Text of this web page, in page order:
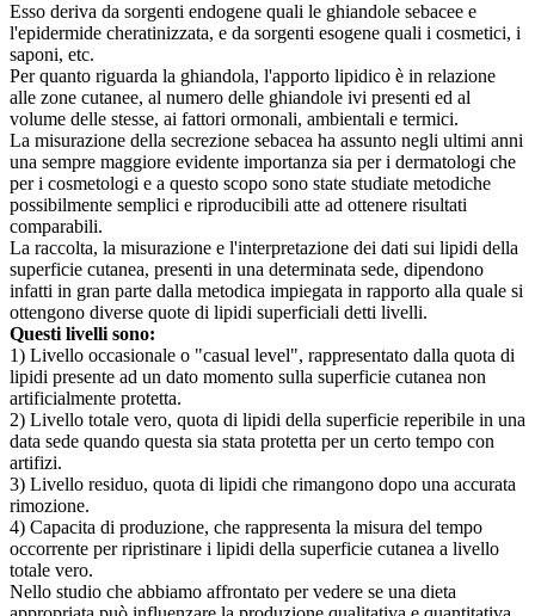
Esso deriva da sorgenti endogene quali le ghiandole sebacee e
l'epidermide cheratinizzata, e da sorgenti esogene quali i cosmetici, i
saponi, etc.
Per quanto riguarda la ghiandola, l'apporto lipidico è in relazione
alle zone cutanee, al numero delle ghiandole ivi presenti ed al
volume delle stesse, ai fattori ormonali, ambientali e termici.
La misurazione della secrezione sebacea ha assunto negli ultimi anni
una sempre maggiore evidente importanza sia per i dermatologi che
per i cosmetologi e a questo scopo sono state studiate metodiche
possibilmente semplici e riproducibili atte ad ottenere risultati
comparabili.
La raccolta, la misurazione e l'interpretazione dei dati sui lipidi della
superficie cutanea, presenti in una determinata sede, dipendono
infatti in gran parte dalla metodica impiegata in rapporto alla quale si
ottengono diverse quote di lipidi superficiali detti livelli.
Questi livelli sono:
1) Livello occasionale o "casual level", rappresentato dalla quota di
lipidi presente ad un dato momento sulla superficie cutanea non
artificialmente protetta.
2) Livello totale vero, quota di lipidi della superficie reperibile in una
data sede quando questa sia stata protetta per un certo tempo con
artifizi.
3) Livello residuo, quota di lipidi che rimangono dopo una accurata
rimozione.
4) Capacita di produzione, che rappresenta la misura del tempo
occorrente per ripristinare i lipidi della superficie cutanea a livello
totale vero.
Nello studio che abbiamo affrontato per vedere se una dieta